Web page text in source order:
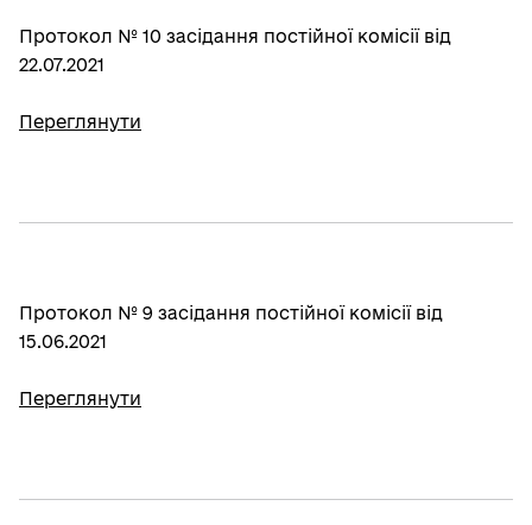
Протокол № 10 засідання постійної комісії від
22.07.2021
Переглянути
Протокол № 9 засідання постійної комісії від
15.06.2021
Переглянути